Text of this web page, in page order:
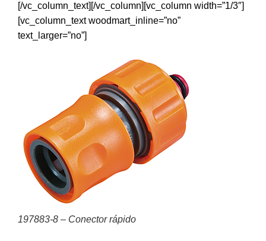
[/vc_column_text][/vc_column][vc_column width=”1/3″]
[vc_column_text woodmart_inline=”no”
text_larger=”no”]
197883-8 – Conector rápido